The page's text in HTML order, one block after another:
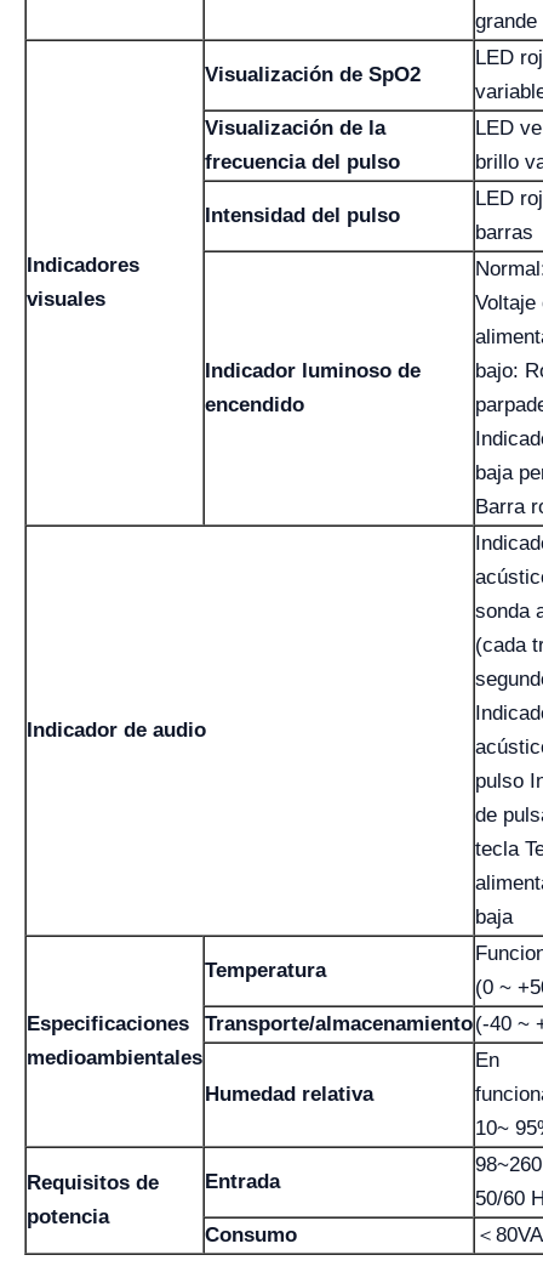
grande
Indicadores
visuales
Visualización de SpO2
LED
Visualización de la
frecuencia del pulso
LED
brillo
Intensidad del pulso
LED
barras
Indicador luminoso de
encendido
Voltaje
bajo:
baja
Barra
Indicador de audio
sonda
(cada
pulso
de
tecla
baja
Especificaciones
medioambientales
Temperatura
(0 ~
Transporte/almacenamiento(-40 ~
Humedad relativa
En
10~
Requisitos de
potencia
Entrada
50/60
Consumo
＜80VA